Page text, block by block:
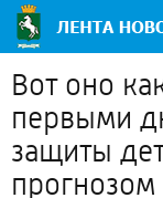
Вот оно
первыми
защиты